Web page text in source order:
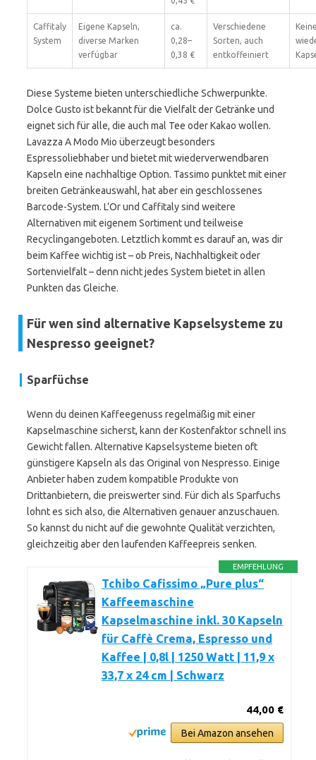
Caffitaly
System
Eigene Kapseln,
diverse Marken
verfügbar
ca.
0,28–
0,38 €
Verschiedene
Sorten, auch
entkoffeiniert
Diese Systeme bieten unterschiedliche Schwerpunkte.
Dolce Gusto ist bekannt für die Vielfalt der Getränke und
eignet sich für alle, die auch mal Tee oder Kakao wollen.
Lavazza A Modo Mio überzeugt besonders
Espressoliebhaber und bietet mit wiederverwendbaren
Kapseln eine nachhaltige Option. Tassimo punktet mit einer
breiten Getränkeauswahl, hat aber ein geschlossenes
Barcode-System. L’Or und Caffitaly sind weitere
Alternativen mit eigenem Sortiment und teilweise
Recyclingangeboten. Letztlich kommt es darauf an, was dir
beim Kaffee wichtig ist – ob Preis, Nachhaltigkeit oder
Sortenvielfalt – denn nicht jedes System bietet in allen
Punkten das Gleiche.
Für wen sind alternative Kapselsysteme zu
Nespresso geeignet?
Sparfüchse
Wenn du deinen Kaffeegenuss regelmäßig mit einer
Kapselmaschine sicherst, kann der Kostenfaktor schnell ins
Gewicht fallen. Alternative Kapselsysteme bieten oft
günstigere Kapseln als das Original von Nespresso. Einige
Anbieter haben zudem kompatible Produkte von
Drittanbietern, die preiswerter sind. Für dich als Sparfuchs
lohnt es sich also, die Alternativen genauer anzuschauen.
So kannst du nicht auf die gewohnte Qualität verzichten,
gleichzeitig aber den laufenden Kaffeepreis senken.
EMPFEHLUNG
Tchibo Cafissimo „Pure plus“
Kaffeemaschine
Kapselmaschine inkl. 30 Kapseln
für Caffè Crema, Espresso und
Kaffee | 0,8l | 1250 Watt | 11,9 x
33,7 x 24 cm | Schwarz
44,00 €
Bei Amazon ansehen